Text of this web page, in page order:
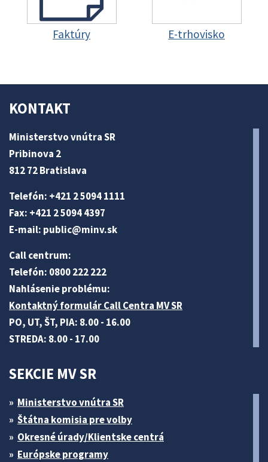
Faktúry E-trhovisko
KONTAKT
Ministerstvo vnútra SR
Pribinova 2
812 72 Bratislava
Telefón: +421 2 5094 1111
Fax: +421 2 5094 4397
E-mail: public@minv.sk
Call centrum:
Telefón: 0800 222 222
Nahlásenie problému:
Kontaktný formulár Call Centra MV SR
PO, UT, ŠT, PIA: 8.00 - 16.00
STREDA: 8.00 - 17.00
SEKCIE MV SR
Ministerstvo vnútra SR
Štátna komisia pre volby
Okresné úrady/Klientske centrá
Európske programy